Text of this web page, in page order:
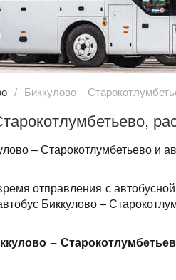
Биккулово –
– Старокотлумбетьево и
отправления с автобусной
Биккулово –
–